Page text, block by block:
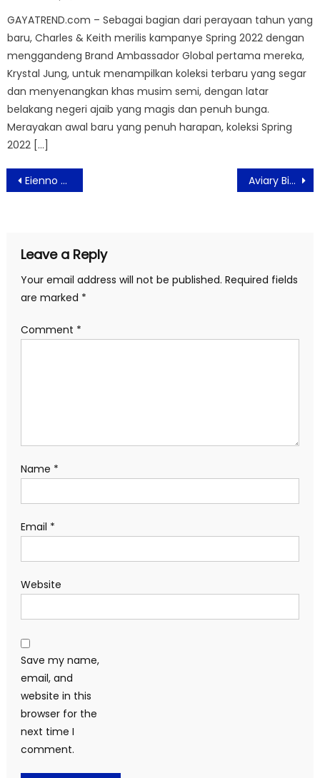
GAYATREND.com – Sebagai bagian dari perayaan tahun yang
baru, Charles & Keith merilis kampanye Spring 2022 dengan
menggandeng Brand Ambassador Global pertama mereka,
Krystal Jung, untuk menampilkan koleksi terbaru yang segar
dan menyenangkan khas musim semi, dengan latar
belakang negeri ajaib yang magis dan penuh bunga.
Merayakan awal baru yang penuh harapan, koleksi Spring
2022 […]
Post
navigation
Eienno Desain Masker Nomaden Stylish Gaya Anak Muda Aviary Bintaro Programkan Kegiatan Sosial Pada Karyawan Terdampak Covid-19
Leave a Reply
Your email address will not be published. Required fields
are marked *
Comment *
Name *
Email *
Website
Save my name,
email, and
website in this
browser for the
next time I
comment.